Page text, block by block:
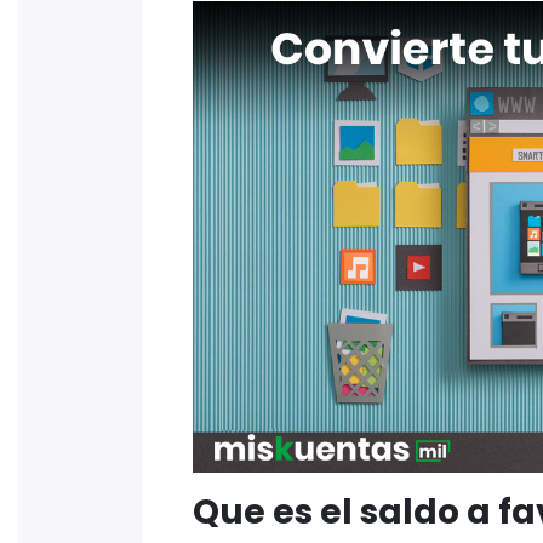
Que es el saldo a